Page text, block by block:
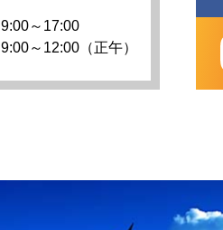
9:00～17:00
9:00～12:00（正午）